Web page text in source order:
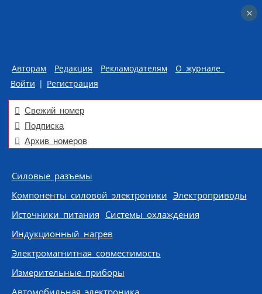
Авторам Редакция Рекламодателям
О журнале
Войти | Регистрация
Свежий номер
Подписка
Архив номеров
Skip to content
Силовые разъемы
Компоненты силовой электроники Электроприводы
Источники питания Системы охлаждения
Индукционный нагрев
Электромагнитная совместимость
Измерительные приборы
×
×